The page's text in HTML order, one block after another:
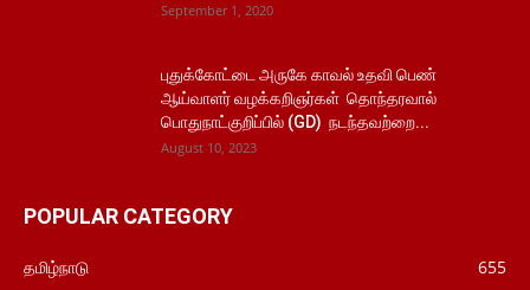
September 1, 2020
புதுக்கோட்டை அருகே காவல் உதவி பெண்
ஆய்வாளர் வழக்கறிஞர்கள் தொந்தரவால்
பொதுநாட்குறிப்பில் (GD) நடந்தவற்றை...
August 10, 2023
POPULAR CATEGORY
தமிழ்நாடு
655